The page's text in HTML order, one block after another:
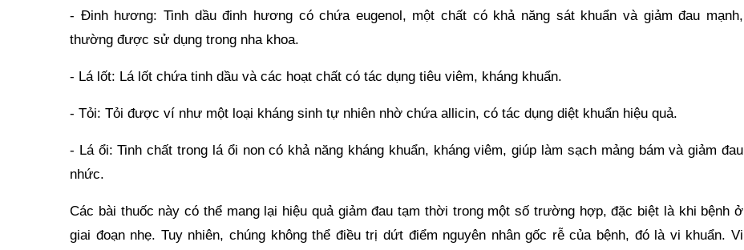
- Đinh hương: Tinh dầu đinh hương có chứa eugenol, một chất có khả năng sát khuẩn và giảm đau mạnh,
thường được sử dụng trong nha khoa.
- Lá lốt: Lá lốt chứa tinh dầu và các hoạt chất có tác dụng tiêu viêm, kháng khuẩn.
- Tỏi: Tỏi được ví như một loại kháng sinh tự nhiên nhờ chứa allicin, có tác dụng diệt khuẩn hiệu quả.
- Lá ổi: Tinh chất trong lá ổi non có khả năng kháng khuẩn, kháng viêm, giúp làm sạch mảng bám và giảm đau
nhức.
Các bài thuốc này có thể mang lại hiệu quả giảm đau tạm thời trong một số trường hợp, đặc biệt là khi bệnh ở
giai đoạn nhẹ. Tuy nhiên, chúng không thể điều trị dứt điểm nguyên nhân gốc rễ của bệnh, đó là vi khuẩn. Vi